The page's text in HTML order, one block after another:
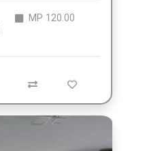
MP 120.00